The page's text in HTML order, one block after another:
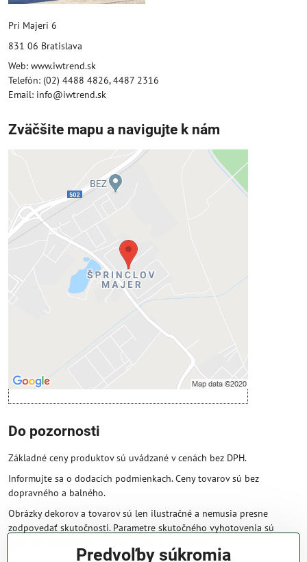
Pri Majeri 6
831 06 Bratislava
Web: www.iwtrend.sk
Telefón: (02) 4488 4826, 4487 2316
Email: info@iwtrend.sk
Zväčšite mapu a navigujte k nám
Externý obsah je blokovaný
Prajete si načítať externý obsah?
Povoliť tentokrát
Povoliť a zapamätať - súhlas s druhom
cookie: Funkčné
Otvoriť obsah v novom okne
Do pozornosti
Základné ceny produktov sú uvádzané v cenách bez DPH.
Informujte sa o dodacích podmienkach. Ceny tovarov sú bez
dopravného a balného.
Obrázky dekorov a tovarov sú len ilustračné a nemusia presne
zodpovedať skutočnosti. Parametre skutočného vyhotovenia sú
Predvoľby súkromia